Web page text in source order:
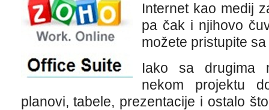
Internet kao medij
pa čak i njihovo
možete pristupite
Iako sa drugima
nekom projektu
planovi, tabele, prezentacije i ostalo